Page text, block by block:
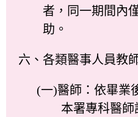
者，同一期間內
助。
六、各類醫事人員教
(一)醫師：依畢業
本署專科醫